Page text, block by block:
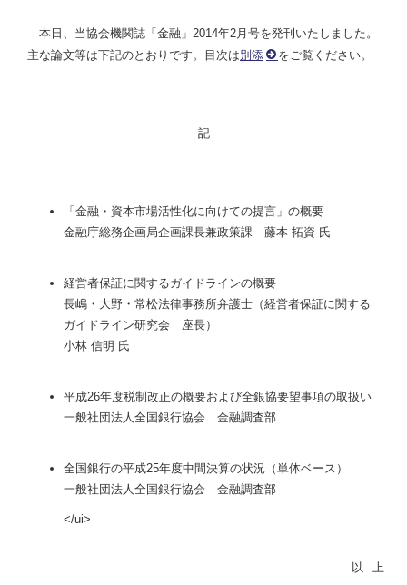
本日、当協会機関誌「金融」2014年2月号を発刊いたしました。
主な論文等は下記のとおりです。目次は別添 をご覧ください。
記
「金融・資本市場活性化に向けての提言」の概要
金融庁総務企画局企画課長兼政策課 藤本 拓資 氏
経営者保証に関するガイドラインの概要
長嶋・大野・常松法律事務所弁護士（経営者保証に関する
ガイドライン研究会 座長）
小林 信明 氏
平成26年度税制改正の概要および全銀協要望事項の取扱い
一般社団法人全国銀行協会 金融調査部
全国銀行の平成25年度中間決算の状況（単体ベース）
一般社団法人全国銀行協会 金融調査部
</ui>